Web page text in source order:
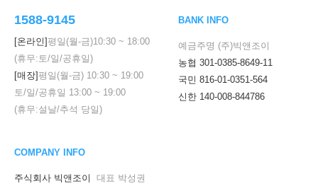
1588-9145
[온라인]평일(월-금)10:30 ~ 18:00
(휴무:토/일/공휴일)
[매장]평일(월-금) 10:30 ~ 19:00
토/일/공휴일 13:00 ~ 19:00
(휴무:설날/추석 당일)
BANK INFO
예금주명 (주)빅앤조이
농협 301-0385-8649-11
국민 816-01-0351-564
신한 140-008-844786
COMPANY INFO
주식회사 빅앤조이
대표 박성권